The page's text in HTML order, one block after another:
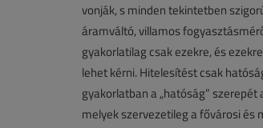
vonják, s minden tekintetben
áramváltó, villamos
gyakorlatilag csak ezekre, és
lehet kérni. Hitelesítést csak
gyakorlatban a „hatóság”
melyek szervezetileg a fővárosi és